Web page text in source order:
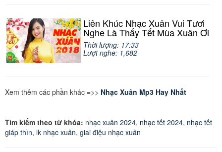
Liên Khúc Nhạc Xuân Vui Tươi
Nghe Là Thấy Tết Mùa Xuân Ơi
Thời lượng: 17:33
Lượt nghe: 1,682
Xem thêm các phần khác =>> Nhạc Xuân Mp3 Hay Nhất
Tìm kiếm theo từ khóa: nhạc xuân 2024, nhạc tết 2024, nhạc tết
giáp thìn, lk nhạc xuân, giai điệu nhạc xuân